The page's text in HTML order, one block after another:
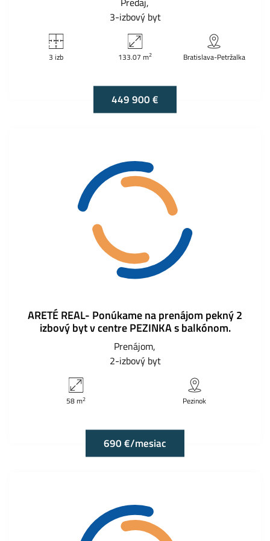
3-izbový byt
3 izb 133.07 m2 Bratislava-Petržalka
449 900 €
ARETÉ REAL- Ponúkame na prenájom pekný 2
izbový byt v centre PEZINKA s balkónom.
Prenájom
2-izbový byt
58 m2 Pezinok
690 €/mesiac